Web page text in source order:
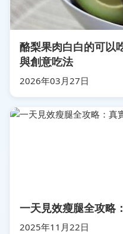
酪梨果肉白白的可以
與創意吃法
2026年03月27日
一天見效瘦腿全攻略
2025年11月22日